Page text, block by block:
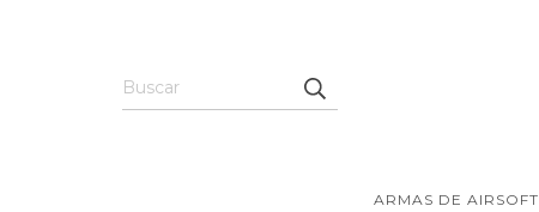
ARMAS DE AIRSOFT